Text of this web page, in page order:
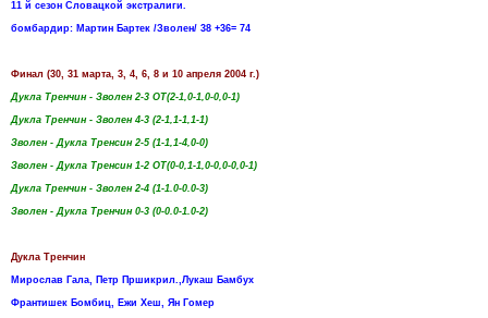
11 й сезон Словацкой экстралиги.
бомбардир: Мартин Бартек /Зволен/ 38 +36= 74
Финал (30, 31 марта, 3, 4, 6, 8 и 10 апреля 2004 г.)
Дукла Тренчин - Зволен 2-3 ОТ(2-1,0-1,0-0,0-1)
Дукла Тренчин - Зволен 4-3 (2-1,1-1,1-1)
Зволен - Дукла Тренсин 2-5 (1-1,1-4,0-0)
Зволен - Дукла Тренсин 1-2 ОТ(0-0,1-1,0-0,0-0,0-1)
Дукла Тренчин - Зволен 2-4 (1-1.0-0.0-3)
Зволен - Дукла Тренчин 0-3 (0-0.0-1.0-2)
Дукла Тренчин
Мирослав Гала, Петр Пршикрил.,Лукаш Бамбух
Франтишек Бомбиц, Ежи Хеш, Ян Гомер